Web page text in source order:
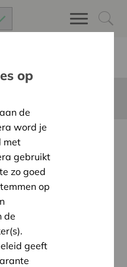
in het Nederlands
samenleving
op
de
word je
met
gebruikt
zo goed
op
de
geeft